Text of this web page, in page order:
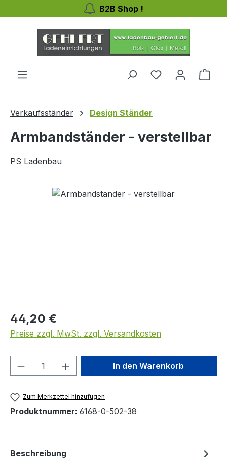
Zum Hauptinhalt springenB2B Shop !
Verkaufsständer Design Ständer
Armbandständer - verstellbar
PS Ladenbau
Bildergalerie überspringen
Regulärer Preis:
44,20 €
Preise zzgl. MwSt. zzgl. Versandkosten
Produkt Anzahl: Gib denIn den Warenkorb
Zum Merkzettel hinzufügen
Produktnummer: 6168-0-502-38
Beschreibung